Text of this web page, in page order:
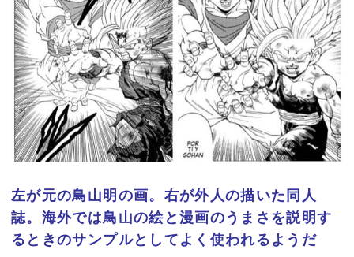
左が元の鳥山明の画。右が外人の描いた同人
誌。海外では鳥山の絵と漫画のうまさを説明す
るときのサンプルとしてよく使われるようだ